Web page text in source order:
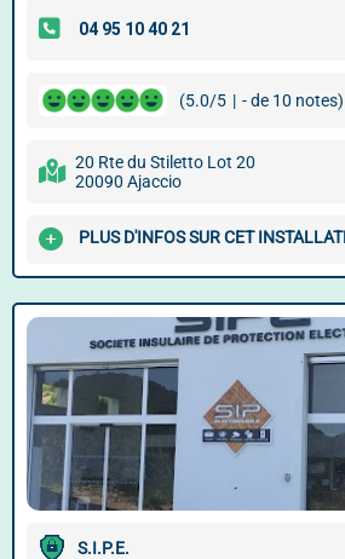
(5.0/5 | - de 10 notes)
20 Rte du Stiletto Lot 20
20090 Ajaccio
PLUS D'INFOS SUR CET
S.I.P.E.